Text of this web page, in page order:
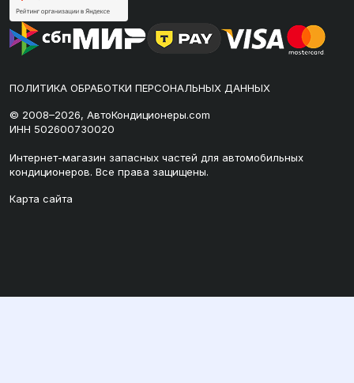
ПОЛИТИКА ОБРАБОТКИ ПЕРСОНАЛЬНЫХ ДАННЫХ
© 2008–2026, АвтоКондиционеры.com
ИНН 502600730020
Интернет-магазин запасных частей для автомобильных
кондиционеров. Все права защищены.
Карта сайта